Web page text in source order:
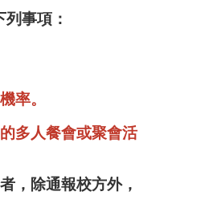
事項：
率。
多人餐會或聚會活
，除通報校方外，